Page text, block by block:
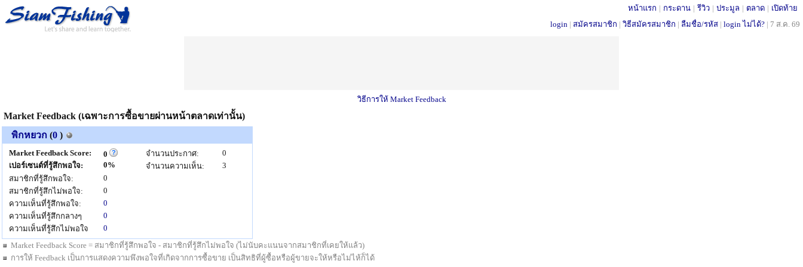
หน้าแรก | กระดาน | รีวิว | ประมูล | ตลาด | เปิดท้าย
login | สมัครสมาชิก | วิธีสมัครสมาชิก | ลืมชื่อ/รหัส | login ไม่ได้? | 7 ส.ค. 69
วิธีการให้ Market Feedback
Market Feedback (เฉพาะการซื้อขายผ่านหน้าตลาดเท่านั้น)
พิกหยวก (0 )
Market Feedback Score:
0
เปอร์เซนต์ที่รู้สึกพอใจ:
0%
สมาชิกที่รู้สึกพอใจ:
0
สมาชิกที่รู้สึกไม่พอใจ:
0
ความเห็นที่รู้สึกพอใจ:
0
ความเห็นที่รู้สึกกลางๆ
0
ความเห็นที่รู้สึกไม่พอใจ
0
จำนวนประกาศ:
0
จำนวนความเห็น:
3
Market Feedback Score = สมาชิกที่รู้สึกพอใจ - สมาชิกที่รู้สึกไม่พอใจ (ไม่นับคะแนนจากสมาชิกที่เคยให้แล้ว)
การให้ Feedback เป็นการแสดงความพึงพอใจที่เกิดจากการซื้อขาย เป็นสิทธิที่ผู้ซื้อหรือผู้ขายจะให้หรือไม่ไห้ก็ได้